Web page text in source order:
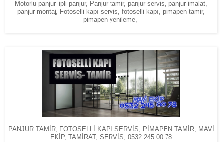
Motorlu panjur, ipli panjur, Panjur tamir, panjur servis, panjur imalat,
panjur montaj, Fotoselli kapı servis, fotoselli kapı, pimapen tamir,
pimapen yenileme,
PANJUR TAMİR, FOTOSELLİ KAPI SERVİS, PİMAPEN TAMİR, MAVİ
EKİP, TAMİRAT, SERVİS, 0532 245 00 78